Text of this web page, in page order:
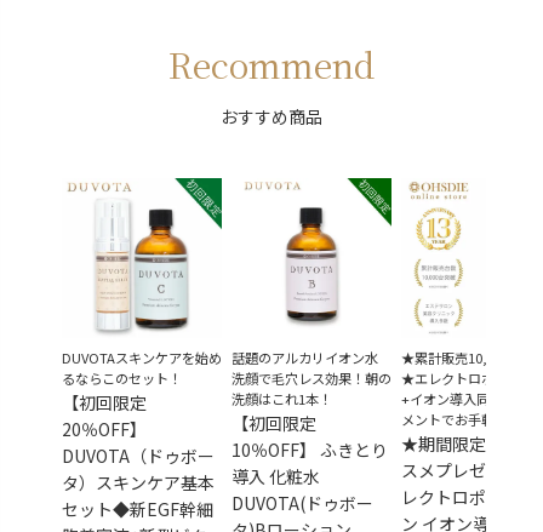
Recommend
おすすめ商品
DUVOTAスキンケアを始め
るならこのセット！
【初回限定
20％OFF】
DUVOTA（ドゥボー
タ）スキンケア基本
セット◆新EGF幹細
話題のアルカリイオン水
洗顔で毛穴レス効果！朝の
洗顔はこれ1本！
【初回限定
10％OFF】 ふきとり
導入 化粧水
DUVOTA(ドゥボー
★累計販売10,000台突
★エレクトロポレーシ
+イオン導入同時トリ
メントでお手軽美肌
★期間限定★導入
スメプレゼント！
レクトロポレーシ
ン イオン導入 美